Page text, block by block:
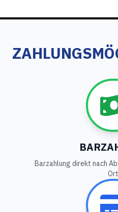
Barzahlung direkt nach